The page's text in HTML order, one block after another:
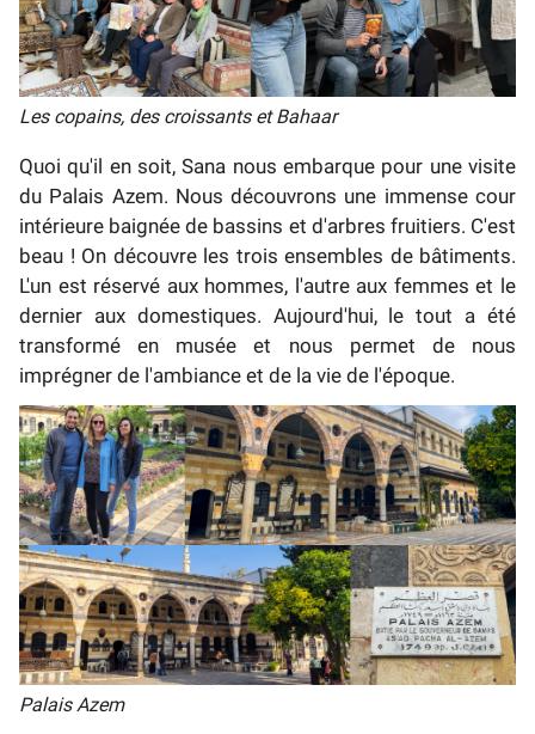
Les copains, des croissants et Bahaar
Quoi qu'il en soit, Sana nous embarque pour une visite
du Palais Azem. Nous découvrons une immense cour
intérieure baignée de bassins et d'arbres fruitiers. C'est
beau ! On découvre les trois ensembles de bâtiments.
L'un est réservé aux hommes, l'autre aux femmes et le
dernier aux domestiques. Aujourd'hui, le tout a été
transformé en musée et nous permet de nous
imprégner de l'ambiance et de la vie de l'époque.
Palais Azem